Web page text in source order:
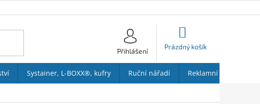
Přihlášení
Prázdný košík
Systainer, L-BOXX®, kufry Ruční nářadí Reklamní předměty